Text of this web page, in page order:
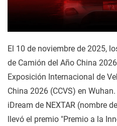
El 10 de noviembre de 2025,
de Camión del Año China
Exposición Internacional de
China 2026 (CCVS) en
iDream de NEXTAR (nombre
llevó el premio "Premio a la